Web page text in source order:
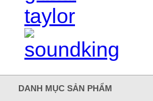
DANH MỤC SẢN PHẨM